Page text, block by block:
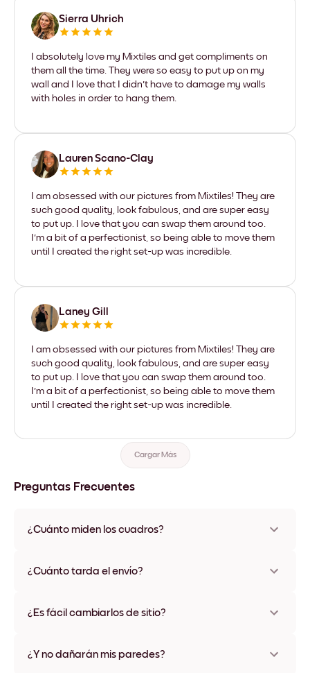
Sierra Uhrich
I absolutely love my Mixtiles and get compliments on
them all the time. They were so easy to put up on my
wall and I love that I didn't have to damage my walls
with holes in order to hang them.
Lauren Scano-Clay
I am obsessed with our pictures from Mixtiles! They are
such good quality, look fabulous, and are super easy
to put up. I love that you can swap them around too.
I'm a bit of a perfectionist, so being able to move them
until I created the right set-up was incredible.
Laney Gill
I am obsessed with our pictures from Mixtiles! They are
such good quality, look fabulous, and are super easy
to put up. I love that you can swap them around too.
I'm a bit of a perfectionist, so being able to move them
until I created the right set-up was incredible.
Cargar Más
Preguntas Frecuentes
¿Cuánto miden los cuadros?
varios materiales y colores de marco, incluidas opciones sin
¿Cuánto tarda el envío?
disponibles en algunos países. Te enviaremos un número de
¿Es fácil cambiarlos de sitio?
ningún daño
¿Y no dañarán mis paredes?